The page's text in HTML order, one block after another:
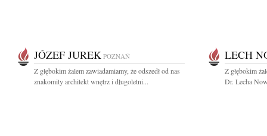
JÓZEF JUREK POZNAŃ
Z głębokim żalem zawiadamiamy, że odszedł od nas
znakomity architekt wnętrz i długoletni...
LECH
Z głębokim
Dr. Lecha